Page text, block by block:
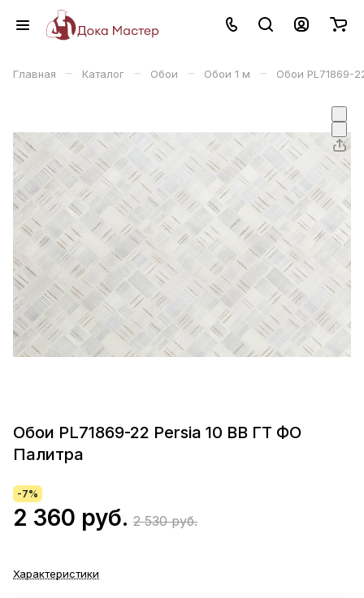
Главная – Каталог – Обои – Обои 1 м – Обои PL71869-
Обои PL71869-22 Persia 10 ВВ ГТ ФО
Палитра
-7%
2 360 руб. 2 530 руб.
Характеристики